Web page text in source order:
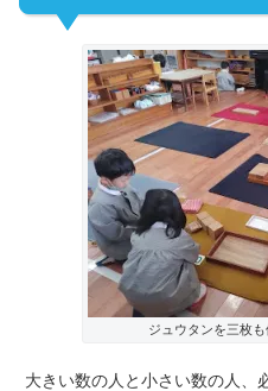
ジュウタンを三枚
大きい数の人と小さい数の人、